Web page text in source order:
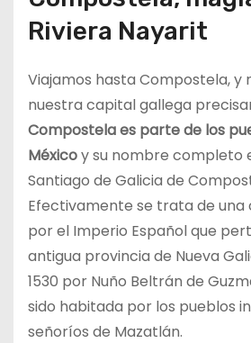
Riviera Nayarit
Viajamos hasta Compostela, y
nuestra capital gallega
Compostela es parte de los
Méxicoy su nombre completo
Santiago de Galicia de
Efectivamente se trata de una
por el Imperio Español que
antigua provincia de Nueva
1530 por Nuño Beltrán de
sido habitada por los pueblos
señoríos de Mazatlán.